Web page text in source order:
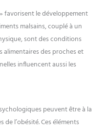
favorisent le développement
malsains, couplé à un
sont des conditions
alimentaires des proches et
influencent aussi les
peuvent être à la
l’obésité. Ces éléments